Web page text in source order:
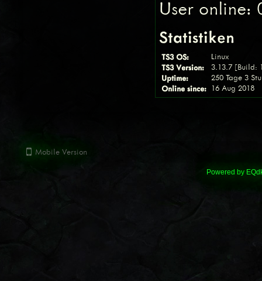
User online:
Statistiken
TS3 OS:
Linux
TS3 Version:
3.13.7 [Build:
Uptime:
250 Tage 3
Online since: 16 Aug 2018
Mobile Version
Powered by